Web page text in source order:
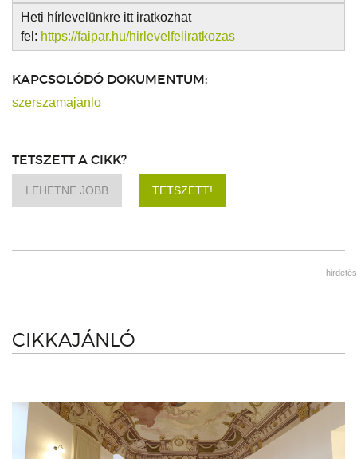
Heti hírlevelünkre itt iratkozhat
fel: https://faipar.hu/hirlevelfeliratkozas
KAPCSOLÓDÓ DOKUMENTUM:
szerszamajanlo
TETSZETT A CIKK?
LEHETNE JOBB TETSZETT!
hirdetés
CIKKAJÁNLÓ